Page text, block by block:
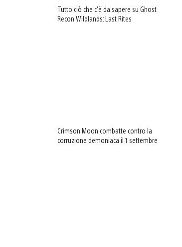
Tutto ciò che c’è da sapere su Ghost
Recon Wildlands: Last Rites
Crimson Moon combatte contro la
corruzione demoniaca il 1 settembre